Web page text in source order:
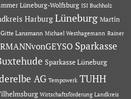
Lüneburg-Wolfsburg ISI Buchholz
HarburgLüneburg Martin
Lansmann Michael Westhagemann Rainer
Sparkasse
Sparkasse Lüneburg
AG Tempowerk TUHH
Wirtschaftsförderung Landkreis